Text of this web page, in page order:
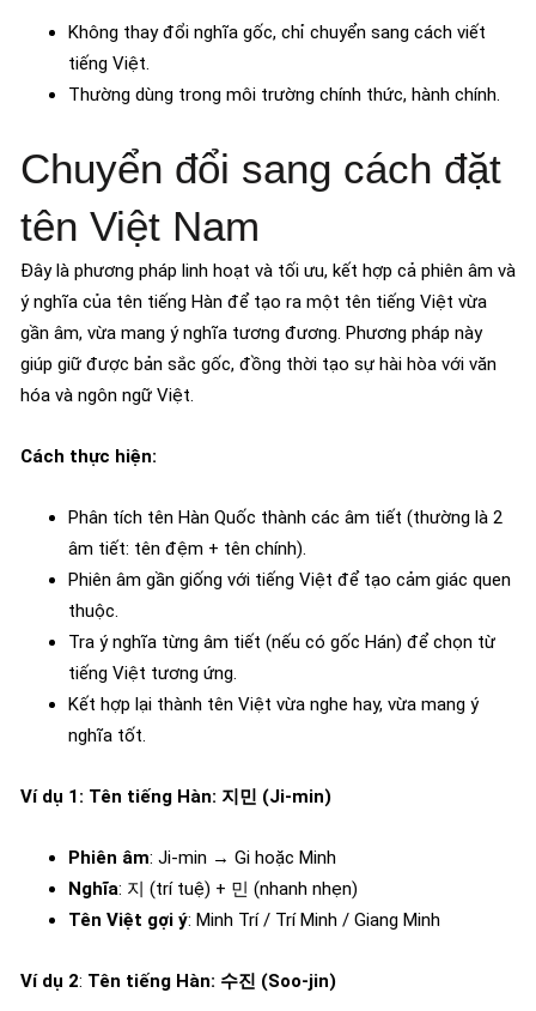
Không thay đổi nghĩa gốc, chỉ chuyển sang cách viết
tiếng Việt.
Thường dùng trong môi trường chính thức, hành chính.
Chuyển đổi sang cách đặt
tên Việt Nam
Đây là phương pháp linh hoạt và tối ưu, kết hợp cả phiên âm và
ý nghĩa của tên tiếng Hàn để tạo ra một tên tiếng Việt vừa
gần âm, vừa mang ý nghĩa tương đương. Phương pháp này
giúp giữ được bản sắc gốc, đồng thời tạo sự hài hòa với văn
hóa và ngôn ngữ Việt.
Cách thực hiện:
Phân tích tên Hàn Quốc thành các âm tiết (thường là 2
âm tiết: tên đệm + tên chính).
Phiên âm gần giống với tiếng Việt để tạo cảm giác quen
thuộc.
Tra ý nghĩa từng âm tiết (nếu có gốc Hán) để chọn từ
tiếng Việt tương ứng.
Kết hợp lại thành tên Việt vừa nghe hay, vừa mang ý
nghĩa tốt.
Ví dụ 1: Tên tiếng Hàn: 지민 (Ji-min)
Phiên âm: Ji-min → Gi hoặc Minh
Nghĩa: 지 (trí tuệ) + 민 (nhanh nhẹn)
Tên Việt gợi ý: Minh Trí / Trí Minh / Giang Minh
Ví dụ 2: Tên tiếng Hàn: 수진 (Soo-jin)